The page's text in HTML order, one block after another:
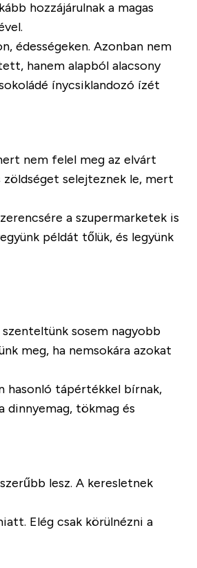
hozzájárulnak a magas
édességeken. Azonban nem
hanem alapból alacsony
ínycsiklandozó ízét
nem felel meg az elvárt
selejteznek le, mert
a szupermarketek is
példát tőlük, és legyünk
sosem nagyobb
meg, ha nemsokára azokat
hasonló tápértékkel bírnak,
dinnyemag, tökmag és
lesz. A keresletnek
Elég csak körülnézni a